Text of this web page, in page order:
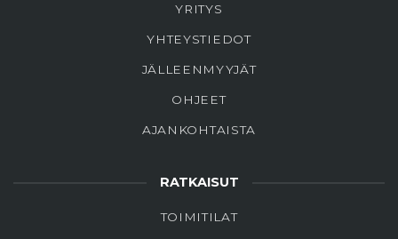
YRITYS
YHTEYSTIEDOT
JÄLLEENMYYJÄT
OHJEET
AJANKOHTAISTA
RATKAISUT
TOIMITILAT